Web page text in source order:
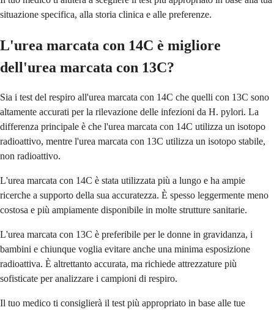
situazione specifica, alla storia clinica e alle preferenze.
L'urea marcata con 14C è migliore
dell'urea marcata con 13C?
Sia i test del respiro all'urea marcata con 14C che quelli con 13C sono
altamente accurati per la rilevazione delle infezioni da H. pylori. La
differenza principale è che l'urea marcata con 14C utilizza un isotopo
radioattivo, mentre l'urea marcata con 13C utilizza un isotopo stabile,
non radioattivo.
L'urea marcata con 14C è stata utilizzata più a lungo e ha ampie
ricerche a supporto della sua accuratezza. È spesso leggermente meno
costosa e più ampiamente disponibile in molte strutture sanitarie.
L'urea marcata con 13C è preferibile per le donne in gravidanza, i
bambini e chiunque voglia evitare anche una minima esposizione
radioattiva. È altrettanto accurata, ma richiede attrezzature più
sofisticate per analizzare i campioni di respiro.
Il tuo medico ti consiglierà il test più appropriato in base alle tue